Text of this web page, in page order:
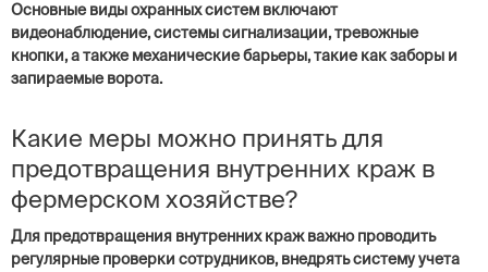
Основные виды охранных систем включают
видеонаблюдение, системы сигнализации, тревожные
кнопки, а также механические барьеры, такие как заборы и
запираемые ворота.
Какие меры можно принять для
предотвращения внутренних краж в
фермерском хозяйстве?
Для предотвращения внутренних краж важно проводить
регулярные проверки сотрудников, внедрять систему учета